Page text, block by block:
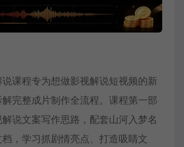
课程专为想做影视解说短视频的新
完整成片制作全流程。课程第一部
说文案写作思路，配套山河入梦名
，学习抓剧情亮点、打造吸睛文